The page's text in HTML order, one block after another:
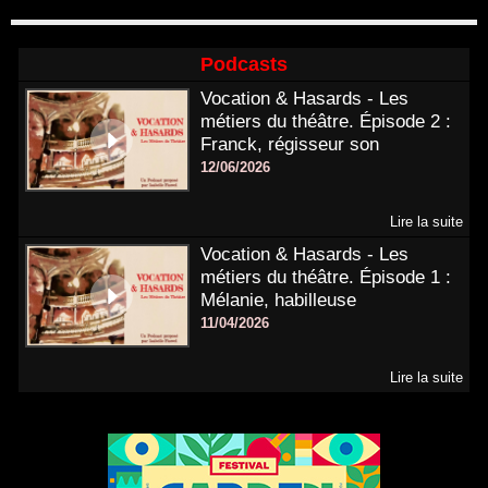
Podcasts
Vocation & Hasards - Les
métiers du théâtre. Épisode 2 :
Franck, régisseur son
12/06/2026
Lire la suite
Vocation & Hasards - Les
métiers du théâtre. Épisode 1 :
Mélanie, habilleuse
11/04/2026
Lire la suite